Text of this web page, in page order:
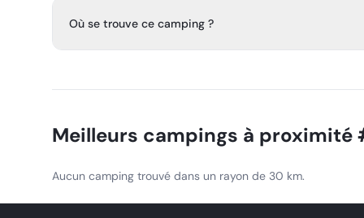
Great Smoky Mountains, gérée par le système de
Où se trouve ce camping ?
Meilleurs campings à proximité
Aucun camping trouvé dans un rayon de 30 km.